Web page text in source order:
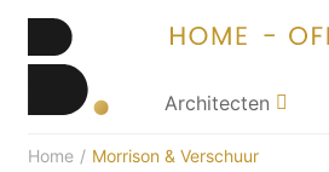
Architecten
Home / Morrison & Verschuur